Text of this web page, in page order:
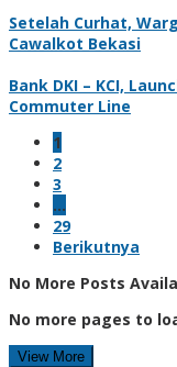
Setelah Curhat,
Cawalkot Bekasi
Bank DKI – KCI,
Commuter Line
1
2
3
…
29
Berikutnya
No More Posts
No more pages to
View More